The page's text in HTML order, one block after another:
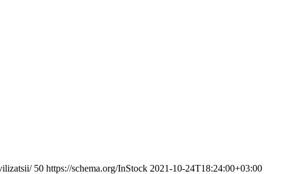
50 https://schema.org/InStock 2021-10-24T18:24:00+03:00